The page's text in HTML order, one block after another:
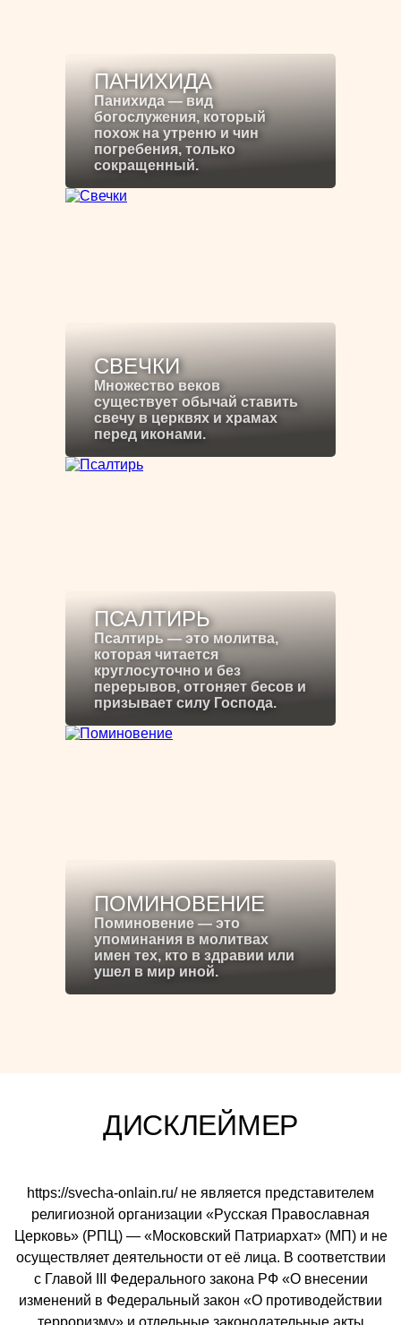
ПАНИХИДА
Панихида — вид
богослужения, который
похож на утреню и чин
погребения, только
сокращенный.
СВЕЧКИ
Множество веков
существует обычай ставить
свечу в церквях и храмах
перед иконами.
ПСАЛТИРЬ
Псалтирь — это молитва,
которая читается
круглосуточно и без
перерывов, отгоняет бесов и
призывает силу Господа.
ПОМИНОВЕНИЕ
Поминовение — это
упоминания в молитвах
имен тех, кто в здравии или
ушел в мир иной.
ДИСКЛЕЙМЕР
https://svecha-onlain.ru/ не является представителем
религиозной организации «Русская Православная
Церковь» (РПЦ) — «Московский Патриархат» (МП) и не
осуществляет деятельности от её лица. В соответствии
с Главой III Федерального закона РФ «О внесении
изменений в Федеральный закон «О противодействии